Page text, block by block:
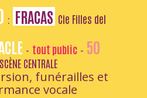
: FRACAS Cie Filles del
- tout public- 50
SCÈNE CENTRALE
funérailles et
vocale